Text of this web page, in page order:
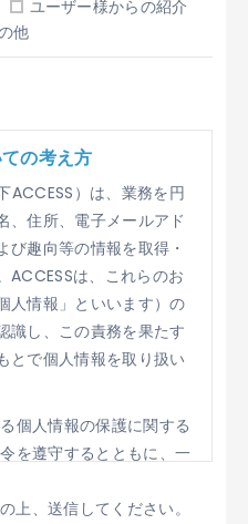
ユーザー様からの紹介
他
の考え方
）は、業務を円
、住所、電子メールアド
び趣向等の情報を取得・
ACCESSは、これらのお
人情報」といいます）の
識し、この責務を果たす
とで個人情報を取り扱い
個人情報の保護に関する
を遵守するとともに、一
、適切に取り扱います。
上、送信してください。